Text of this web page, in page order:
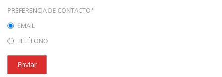
PREFERENCIA DE CONTACTO*
EMAIL
TELÉFONO
Enviar